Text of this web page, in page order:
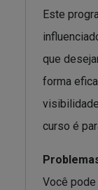
Este
que
forma
curso é
Você